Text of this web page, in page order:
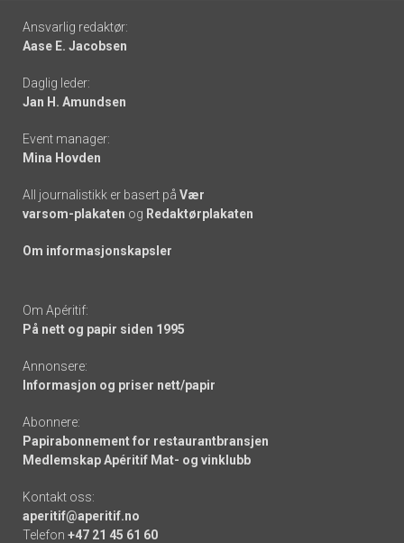
Footer
-
links
Ansvarlig redaktør:
Aase E. Jacobsen
Daglig leder:
Jan H. Amundsen
Event manager:
Mina Hovden
All journalistikk er basert på Vær
varsom-plakaten og Redaktørplakaten
Om informasjonskapsler
Om Apéritif:
På nett og papir siden 1995
Annonsere:
Informasjon og priser nett/papir
Abonnere:
Papirabonnement for restaurantbransjen
Medlemskap Apéritif Mat- og vinklubb
Kontakt oss:
aperitif@aperitif.no
Telefon +47 21 45 61 60